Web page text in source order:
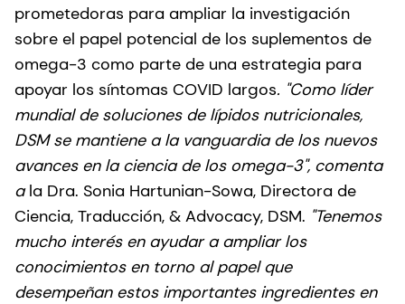
prometedoras para ampliar la investigación
sobre el papel potencial de los suplementos de
omega-3 como parte de una estrategia para
apoyar los síntomas COVID largos. "Como líder
mundial de soluciones de lípidos nutricionales,
DSM se mantiene a la vanguardia de los nuevos
avances en la ciencia de los omega-3", comenta
ala Dra. Sonia Hartunian-Sowa, Directora de
Ciencia, Traducción, & Advocacy, DSM. "Tenemos
mucho interés en ayudar a ampliar los
conocimientos en torno al papel que
desempeñan estos importantes ingredientes en